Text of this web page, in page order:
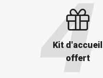
Kit d'accueil
offert